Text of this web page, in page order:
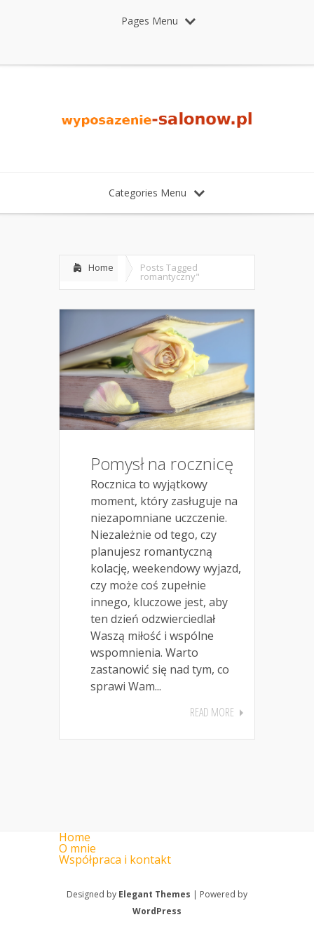
Pages Menu
Categories Menu
Home Posts Tagged
romantyczny"
Pomysł na rocznicę
Rocznica to wyjątkowy
moment, który zasługuje na
niezapomniane uczczenie.
Niezależnie od tego, czy
planujesz romantyczną
kolację, weekendowy wyjazd,
czy może coś zupełnie
innego, kluczowe jest, aby
ten dzień odzwierciedlał
Waszą miłość i wspólne
wspomnienia. Warto
zastanowić się nad tym, co
sprawi Wam...
READ MORE
Home
O mnie
Współpraca i kontakt
Designed by Elegant Themes | Powered by
WordPress